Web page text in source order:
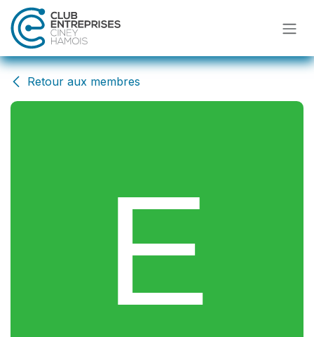
Se rendre au contenu
Retour aux membres